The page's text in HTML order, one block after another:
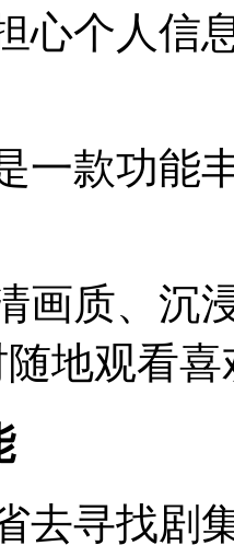
心个人信
一款功能
画质、沉
地观看
去寻找剧